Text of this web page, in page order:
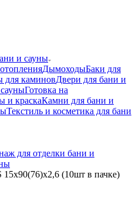
и сауны
ДымоходыБаки для
для каминовДвери для бани и
Готовка на
и краскаКамни для бани и
Текстиль и косметика для бани
для отделки бани и
(10шт в пачке)